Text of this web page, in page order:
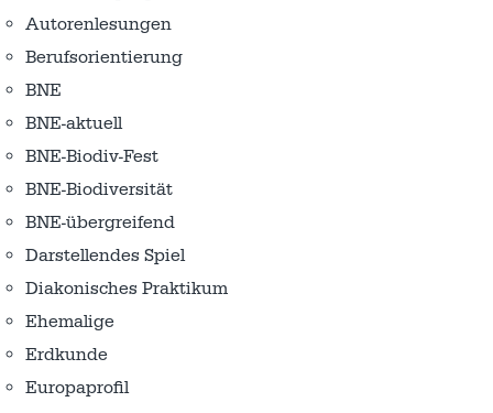
Autorenlesungen
Berufsorientierung
BNE
BNE-aktuell
BNE-Biodiv-Fest
BNE-Biodiversität
BNE-übergreifend
Darstellendes Spiel
Diakonisches Praktikum
Ehemalige
Erdkunde
Europaprofil